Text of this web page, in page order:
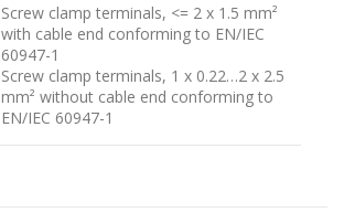
Screw clamp terminals, <= 2 x 1.5 mm²
with cable end conforming to EN/IEC
60947-1
Screw clamp terminals, 1 x 0.22…2 x 2.5
mm² without cable end conforming to
EN/IEC 60947-1